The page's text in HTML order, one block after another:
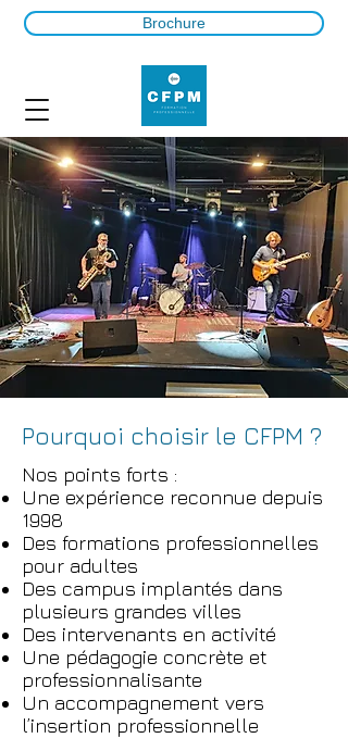
Brochure
Pourquoi choisir le CFPM ?
Nos points forts :
Une expérience reconnue depuis
1998
Des formations professionnelles
pour adultes
Des campus implantés dans
plusieurs grandes villes
Des intervenants en activité
Une pédagogie concrète et
professionnalisante
Un accompagnement vers
l’insertion professionnelle